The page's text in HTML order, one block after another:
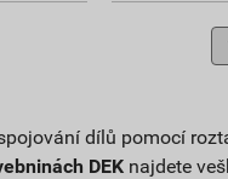
dílů pomocí
DEK najdete